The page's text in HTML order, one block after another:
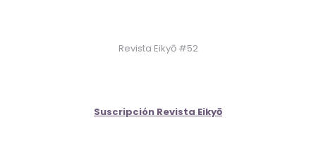
Revista Eikyō #52
Suscripción Revista Eikyō